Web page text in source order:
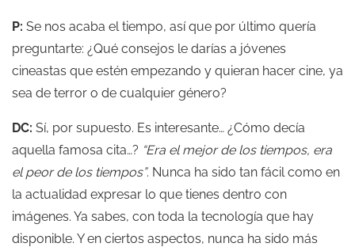
P: Se nos acaba el tiempo, así que por último quería
preguntarte: ¿Qué consejos le darías a jóvenes
cineastas que estén empezando y quieran hacer cine, ya
sea de terror o de cualquier género?
DC: Sí, por supuesto. Es interesante… ¿Cómo decía
aquella famosa cita…? “Era el mejor de los tiempos, era
el peor de los tiempos”. Nunca ha sido tan fácil como en
la actualidad expresar lo que tienes dentro con
imágenes. Ya sabes, con toda la tecnología que hay
disponible. Y en ciertos aspectos, nunca ha sido más